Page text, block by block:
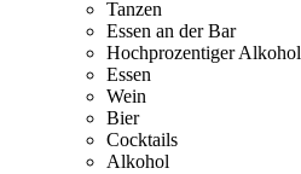
Tanzen
Essen an der Bar
Hochprozentiger Alkohol
Essen
Wein
Bier
Cocktails
Alkohol